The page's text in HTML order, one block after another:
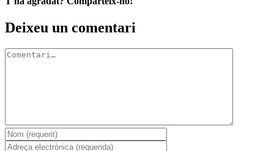
Facebook
X
LinkedIn
WhatsApp
Telegram
Email:
Deixeu un comentari
Comment